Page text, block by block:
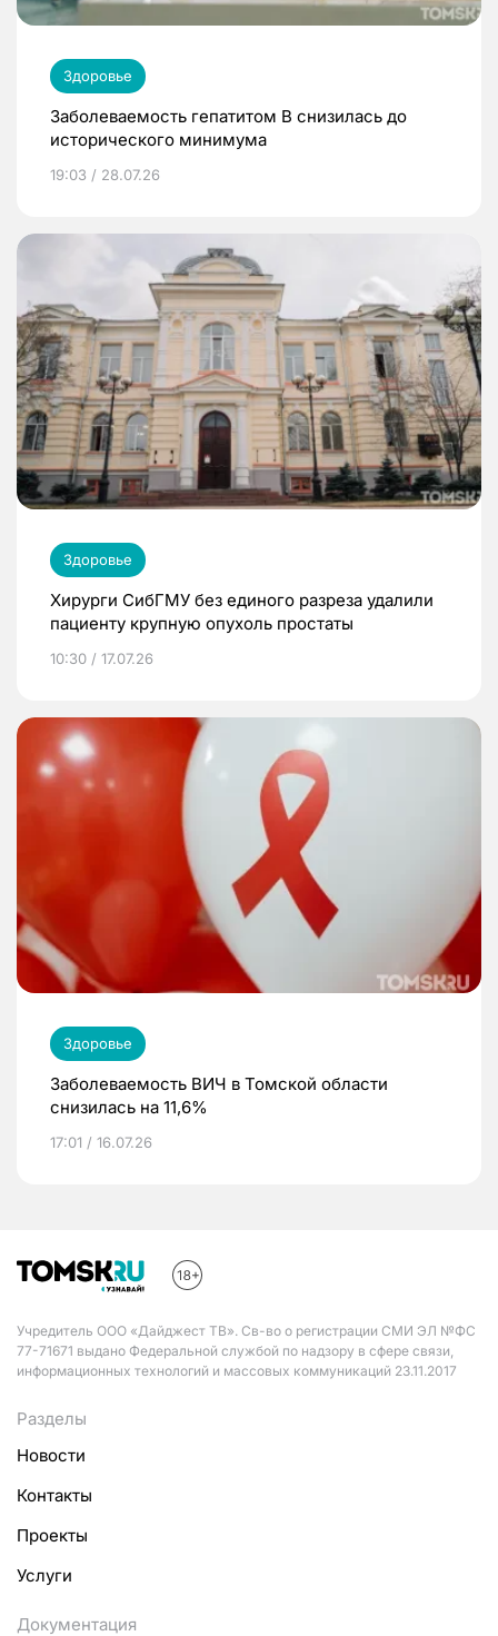
Здоровье
Заболеваемость гепатитом В снизилась до
исторического минимума
19:03 / 28.07.26
Здоровье
Хирурги СибГМУ без единого разреза удалили
пациенту крупную опухоль простаты
10:30 / 17.07.26
Здоровье
Заболеваемость ВИЧ в Томской области
снизилась на 11,6%
17:01 / 16.07.26
Учредитель ООО «Дайджест ТВ». Св-во о регистрации СМИ ЭЛ №ФС
77-71671 выдано Федеральной службой по надзору в сфере связи,
информационных технологий и массовых коммуникаций 23.11.2017
Разделы
Новости
Контакты
Проекты
Услуги
Документация